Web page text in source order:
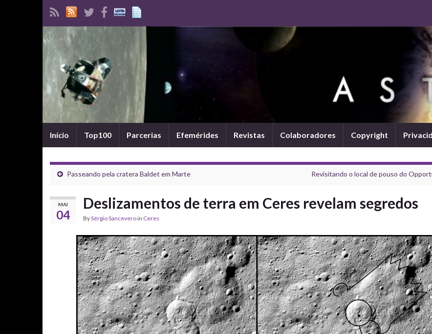
Início Top100 Parcerias Efemérides Revistas Colaboradores Copyright
Passeando pela cratera Baldet em Marte Revisitando o local de pouso do
MAI
04
Deslizamentos de terra em Ceres revelam segredos
BySérgio Sanceveroin Ceres